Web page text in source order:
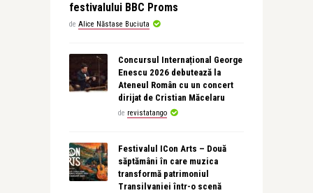
festivalului BBC Proms
de Alice Năstase Buciuta
Concursul Internațional George
Enescu 2026 debutează la
Ateneul Român cu un concert
dirijat de Cristian Măcelaru
de revistatango
Festivalul ICon Arts – Două
săptămâni în care muzica
transformă patrimoniul
Transilvaniei într-o scenă